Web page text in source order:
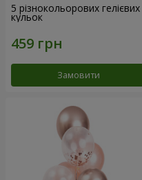
5 різнокольорових гелієвих
кульок
Замовити